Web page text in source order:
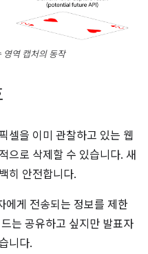
영역 캡처의 동작
셀을 이미 관찰하고 있는 웹
으로 삭제할 수 있습니다. 새
히 안전합니다.
에게 전송되는 정보를 제한
는 공유하고 싶지만 발표자
니다.